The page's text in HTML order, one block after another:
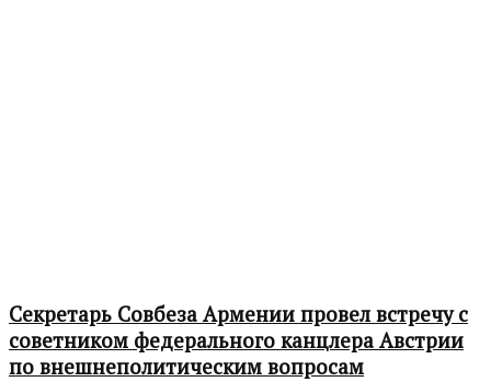
Секретарь Совбеза Армении провел встречу с
советником федерального канцлера Австрии
по внешнеполитическим вопросам